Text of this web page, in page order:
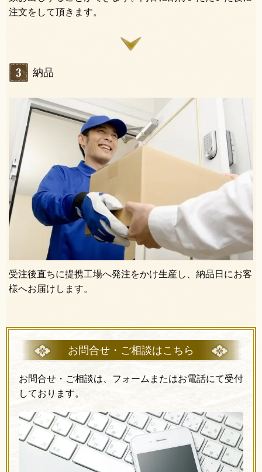
注文をして頂きます。
納品
受注後直ちに提携工場へ発注をかけ生産し、納品日にお客
様へお届けします。
お問合せ・ご相談はこちら
お問合せ・ご相談は、フォームまたはお電話にて受付
しております。